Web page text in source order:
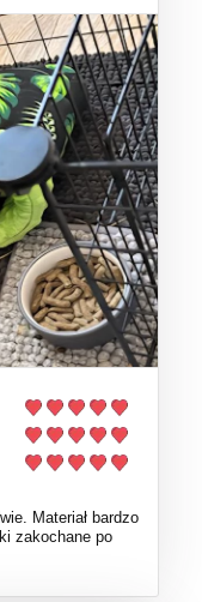
Materiał bardzo
zakochane po